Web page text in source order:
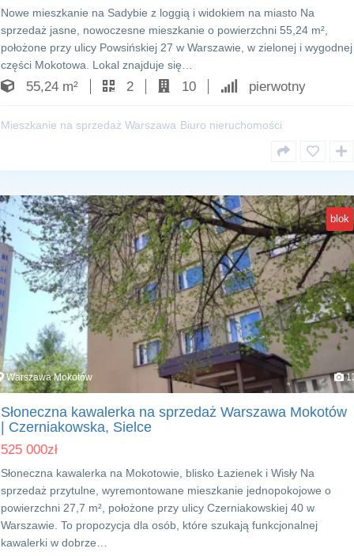
Nowe mieszkanie na Sadybie z loggią i widokiem na miasto Na
sprzedaż jasne, nowoczesne mieszkanie o powierzchni 55,24 m²,
położone przy ulicy Powsińskiej 27 w Warszawie, w zielonej i wygodnej
części Mokotowa. Lokal znajduje się…
55,24 m² 2 10 pierwotny
Mieszkanie na sprzedaż Warszawa Biuro nieruchomości
blok
Warszawa Mokotów
Słoneczna kawalerka na sprzedaż Warszawa Mokotów
| Czerniakowska, Sielce
525 000zł
Słoneczna kawalerka na Mokotowie, blisko Łazienek i Wisły Na
sprzedaż przytulne, wyremontowane mieszkanie jednopokojowe o
powierzchni 27,7 m², położone przy ulicy Czerniakowskiej 40 w
Warszawie. To propozycja dla osób, które szukają funkcjonalnej
kawalerki w dobrze…